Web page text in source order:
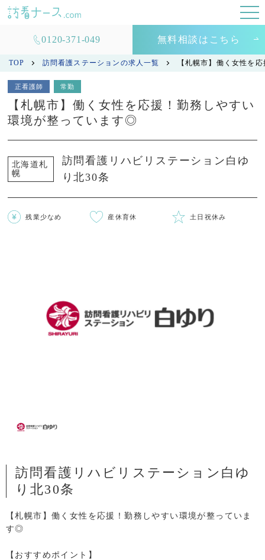
0120-371-049 無料相談はこちら
TOP 訪問看護ステーションの求人一覧 【札幌市】働く女性を
正看護師 常勤
【札幌市】働く女性を応援！勤務しやすい
環境が整っています◎
北海道札
幌
訪問看護リハビリステーション白ゆ
り北30条
残業少なめ 産休育休 土日祝休み
訪問看護リハビリステーション白ゆ
り北30条
【札幌市】働く女性を応援！勤務しやすい環境が整っていま
す◎
【おすすめポイント】